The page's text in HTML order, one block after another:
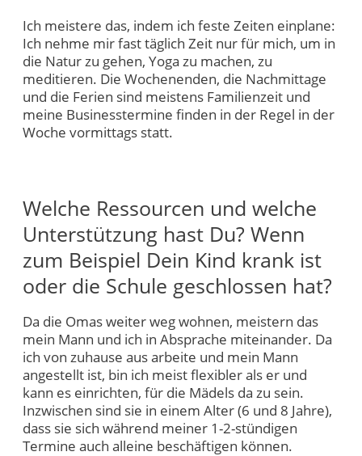
Ich meistere das, indem ich feste Zeiten einplane:
Ich nehme mir fast täglich Zeit nur für mich, um in
die Natur zu gehen, Yoga zu machen, zu
meditieren. Die Wochenenden, die Nachmittage
und die Ferien sind meistens Familienzeit und
meine Businesstermine finden in der Regel in der
Woche vormittags statt.
Welche Ressourcen und welche
Unterstützung hast Du? Wenn
zum Beispiel Dein Kind krank ist
oder die Schule geschlossen hat?
Da die Omas weiter weg wohnen, meistern das
mein Mann und ich in Absprache miteinander. Da
ich von zuhause aus arbeite und mein Mann
angestellt ist, bin ich meist flexibler als er und
kann es einrichten, für die Mädels da zu sein.
Inzwischen sind sie in einem Alter (6 und 8 Jahre),
dass sie sich während meiner 1-2-stündigen
Termine auch alleine beschäftigen können.